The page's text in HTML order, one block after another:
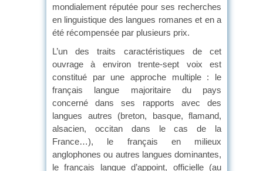
mondialement réputée pour ses recherches
en linguistique des langues romanes et en a
été récompensée par plusieurs prix.
L’un des traits caractéristiques de cet
ouvrage à environ trente-sept voix est
constitué par une approche multiple : le
français langue majoritaire du pays
concerné dans ses rapports avec des
langues autres (breton, basque, flamand,
alsacien, occitan dans le cas de la
France…), le français en milieux
anglophones ou autres langues dominantes,
le français langue d’appoint, officielle (au